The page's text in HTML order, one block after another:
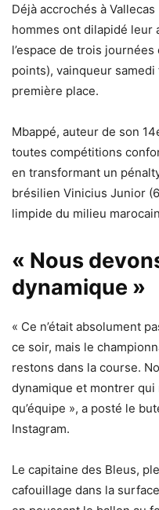
Déjà accrochés à
hommes ont dilapidé leur
l’espace de trois
points), vainqueur
première place.
Mbappé, auteur de son
toutes compétitions
en transformant un
brésilien Vinicius Junior
limpide du milieu
« Nous
dynamique »
« Ce n’était absolument
ce soir, mais le
restons dans la course.
dynamique et montrer
qu’équipe », a posté le
Instagram.
Le capitaine des Bleus,
cafouillage dans la